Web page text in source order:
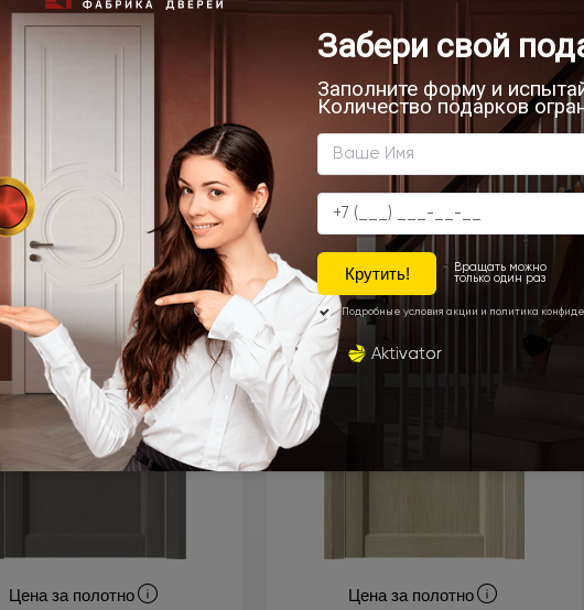
Decoro / Сиена
Классик Декоро
Цена за полотно
Neo Classic Decoro / Сиена
Нео Классик Декоро
Серый дуб
Цена за полотно